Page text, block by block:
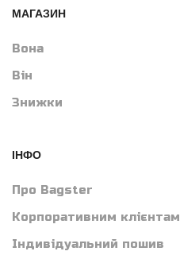
МАГАЗИН
Вона
Він
Знижки
ІНФО
Про Bagster
Корпоративним клієнтам
Індивідуальний пошив